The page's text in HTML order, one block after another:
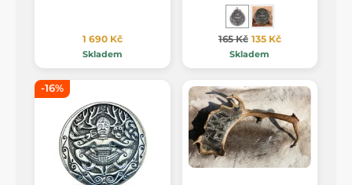
1 690 Kč
Skladem
165 Kč 135 Kč
Skladem
-16%